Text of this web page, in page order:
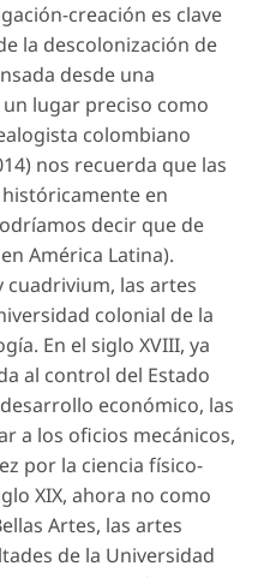
creación es clave
la descolonización de
desde una
lugar preciso como
colombiano
nos recuerda que las
en
decir que de
América Latina).
cuadrivium, las artes
colonial de la
En el siglo XVIII, ya
al control del Estado
económico, las
a los oficios mecánicos,
por la ciencia físico-
XIX, ahora no como
Artes, las artes
de la Universidad